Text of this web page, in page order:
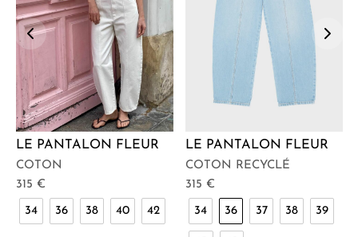
LE PANTALON FLEUR
COTON
315 €
34 36 38 40 42
LE PANTALON FLEUR
COTON RECYCLÉ
315 €
34 36 37 38 39